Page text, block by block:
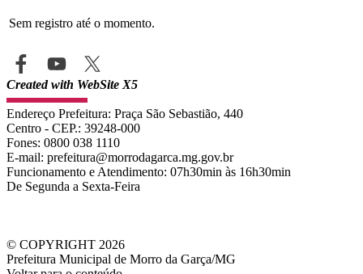
Sem registro até o momento.
Created with WebSite X5
Endereço Prefeitura: Praça São Sebastião, 440
Centro - CEP.: 39248-000
Fones: 0800 038 1110
E-mail: prefeitura@morrodagarca.mg.gov.br
Funcionamento e Atendimento: 07h30min às 16h30min
De Segunda a Sexta-Feira
© COPYRIGHT 2026
Prefeitura Municipal de Morro da Garça/MG